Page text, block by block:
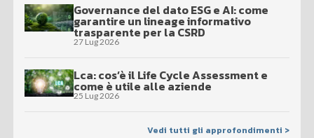
Governance del dato ESG e AI: come
garantire un lineage informativo
trasparente per la CSRD
27 Lug 2026
Lca: cos’è il Life Cycle Assessment e
come è utile alle aziende
25 Lug 2026
Vedi tutti gli approfondimenti >